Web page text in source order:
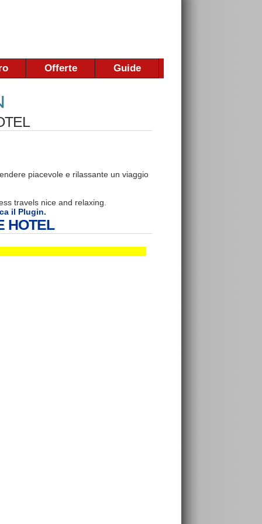
Offerte Guide
piacevole e rilassante un viaggio
travels nice and relaxing.
il Plugin.
HOTEL